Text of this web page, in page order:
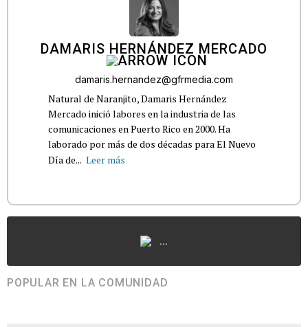
DAMARIS HERNÁNDEZ MERCADO
damaris.hernandez@gfrmedia.com
Natural de Naranjito, Damaris Hernández
Mercado inició labores en la industria de las
comunicaciones en Puerto Rico en 2000. Ha
laborado por más de dos décadas para El Nuevo
Día de... Leer más
...
POPULAR EN LA COMUNIDAD